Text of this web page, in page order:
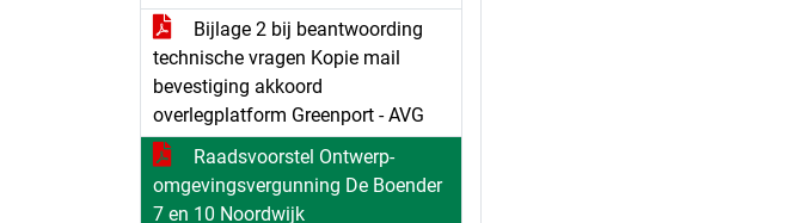
Bijlage 2 bij beantwoording
technische vragen Kopie mail
bevestiging akkoord
overlegplatform Greenport - AVG
Raadsvoorstel Ontwerp-
omgevingsvergunning De Boender
7 en 10 Noordwijk